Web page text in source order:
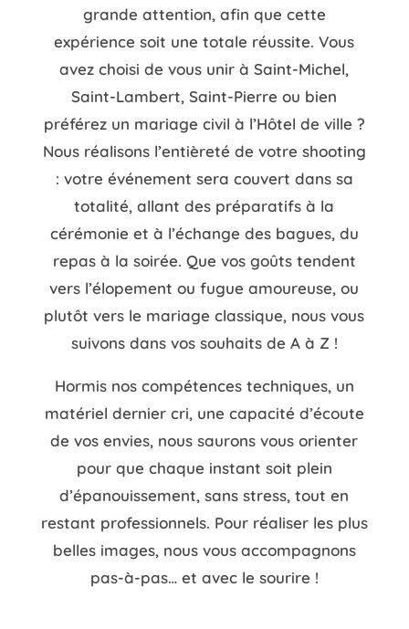
grande attention, afin que cette
expérience soit une totale réussite. Vous
avez choisi de vous unir àSaint-Michel,
Saint-Lambert, Saint-Pierre ou bien
préférez un mariage civil à l’Hôtel de ville ?
Nous réalisons l’entièreté de votre shooting
: votre événement sera couvert dans sa
totalité, allant des préparatifs à la
cérémonie et à l’échange des bagues, du
repas à la soirée. Que vos goûts tendent
vers l’élopement ou fugue amoureuse, ou
plutôt vers le mariage classique, nous vous
suivons dans vos souhaits de A à Z !
Hormis nos compétences techniques, un
matériel dernier cri, une capacité d’écoute
de vos envies, nous saurons vous orienter
pour que chaque instant soit plein
d’épanouissement, sans stress, tout en
restant professionnels. Pour réaliser les plus
belles images, nous vous accompagnons
pas-à-pas… et avec le sourire !